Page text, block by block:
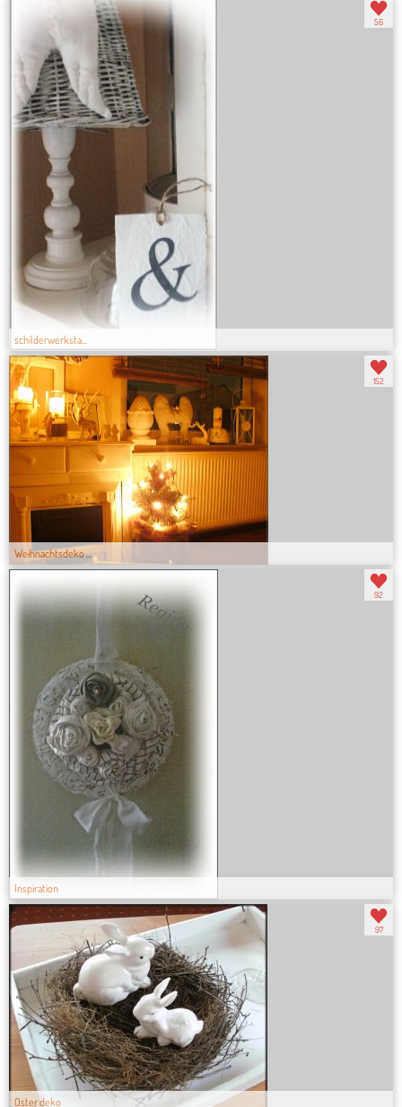
schilderwerksta...
56
Weihnachtsdeko ...
152
Inspiration
92
Oster deko
97